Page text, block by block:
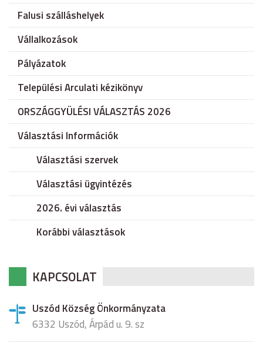
Falusi szálláshelyek
Vállalkozások
Pályázatok
Települési Arculati kézikönyv
ORSZÁGGYÜLÉSI VÁLASZTÁS 2026
Választási Információk
Választási szervek
Választási ügyintézés
2026. évi választás
Korábbi választások
KAPCSOLAT
Uszód Község Önkormányzata
6332 Uszód, Árpád u. 9. sz